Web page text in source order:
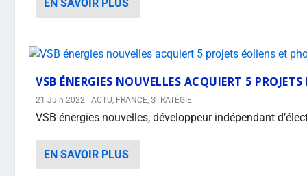
EN SAVOIR PLUS
VSB ÉNERGIES NOUVELLES ACQUIERT 5
21 Juin 2022 |ACTU, FRANCE,STRATÉGIE
VSB énergies nouvelles, développeur indépendant
EN SAVOIR PLUS